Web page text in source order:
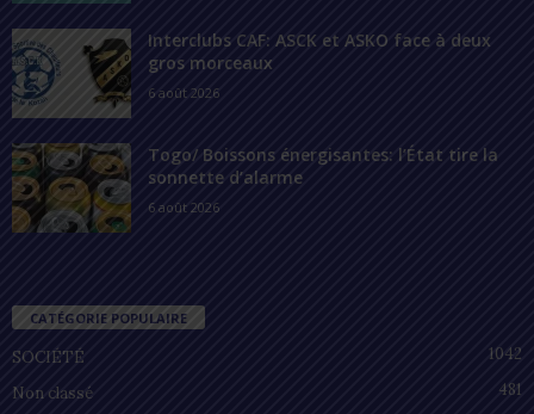
Interclubs CAF: ASCK et ASKO face à deux
gros morceaux
6 août 2026
Togo/ Boissons énergisantes: l’État tire la
sonnette d’alarme
6 août 2026
CATÉGORIE POPULAIRE
SOCIÉTÉ
1042
Non classé
481